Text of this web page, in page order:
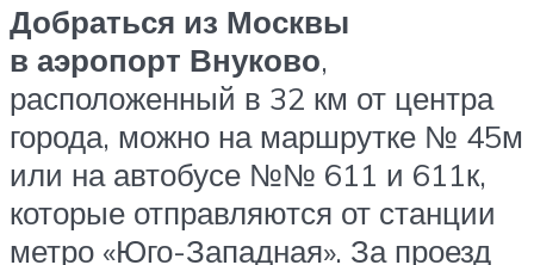
Добраться из Москвы
в аэропорт Внуково,
расположенный в 32 км от центра
города, можно на маршрутке № 45м
или на автобусе №№ 611 и 611к,
которые отправляются от станции
метро «Юго-Западная». За проезд